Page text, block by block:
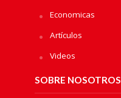
Economicas
Artículos
Videos
SOBRE NOSOTROS